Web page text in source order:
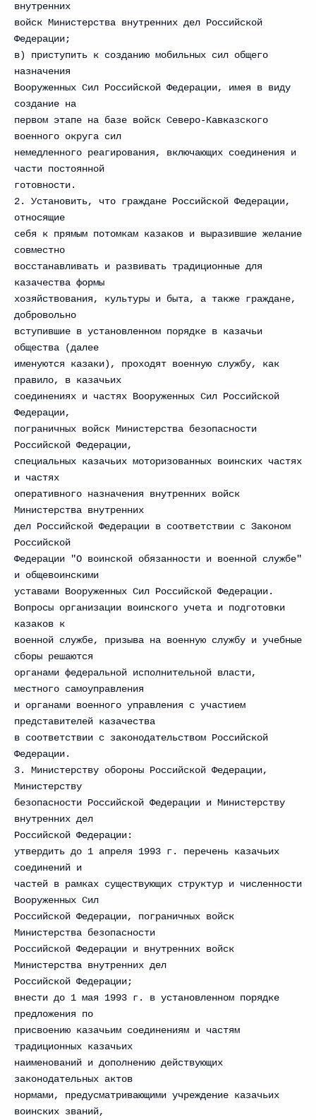
внутренних
войск Министерства внутренних дел Российской
Федерации;
в) приступить к созданию мобильных сил общего
назначения
Вооруженных Сил Российской Федерации, имея в виду
создание на
первом этапе на базе войск Северо-Кавказского
военного округа сил
немедленного реагирования, включающих соединения и
части постоянной
готовности.
2. Установить, что граждане Российской Федерации,
относящие
себя к прямым потомкам казаков и выразившие желание
совместно
восстанавливать и развивать традиционные для
казачества формы
хозяйствования, культуры и быта, а также граждане,
добровольно
вступившие в установленном порядке в казачьи
общества (далее
именуются казаки), проходят военную службу, как
правило, в казачьих
соединениях и частях Вооруженных Сил Российской
Федерации,
пограничных войск Министерства безопасности
Российской Федерации,
специальных казачьих моторизованных воинских частях
и частях
оперативного назначения внутренних войск
Министерства внутренних
дел Российской Федерации в соответствии с Законом
Российской
Федерации "О воинской обязанности и военной службе"
и общевоинскими
уставами Вооруженных Сил Российской Федерации.
Вопросы организации воинского учета и подготовки
казаков к
военной службе, призыва на военную службу и учебные
сборы решаются
органами федеральной исполнительной власти,
местного самоуправления
и органами военного управления с участием
представителей казачества
в соответствии с законодательством Российской
Федерации.
3. Министерству обороны Российской Федерации,
Министерству
безопасности Российской Федерации и Министерству
внутренних дел
Российской Федерации:
утвердить до 1 апреля 1993 г. перечень казачьих
соединений и
частей в рамках существующих структур и численности
Вооруженных Сил
Российской Федерации, пограничных войск
Министерства безопасности
Российской Федерации и внутренних войск
Министерства внутренних дел
Российской Федерации;
внести до 1 мая 1993 г. в установленном порядке
предложения по
присвоению казачьим соединениям и частям
традиционных казачьих
наименований и дополнению действующих
законодательных актов
нормами, предусматривающими учреждение казачьих
воинских званий,